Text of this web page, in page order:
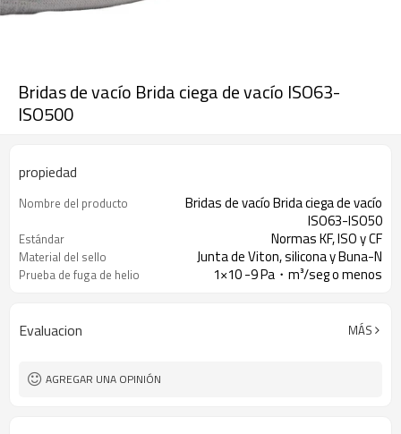
Bridas de vacío Brida ciega de vacío ISO63-
ISO500
propiedad
Nombre del producto
Bridas de vacío Brida ciega de vacío
ISO63-ISO50
Estándar Normas KF, ISO y CF
Material del sello Junta de Viton, silicona y Buna-N
Prueba de fuga de helio 1×10 -9 Pa・m³/seg o menos
Evaluacion MÁS
AGREGAR UNA OPINIÓN